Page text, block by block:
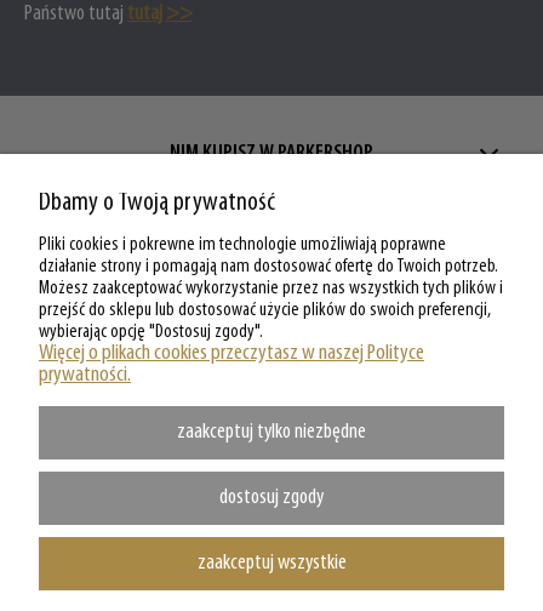
Państwo tutaj tutaj >>
NIM KUPISZ W PARKERSHOP
ZAKUPY W PARKERSHOP
MOJE KONTO W PARKERSHOP
O PARKERSHOP
Dbamy o Twoją prywatność
Pliki cookies i pokrewne im technologie umożliwiają poprawne
działanie strony i pomagają nam dostosować ofertę do Twoich potrzeb.
Możesz zaakceptować wykorzystanie przez nas wszystkich tych plików i
przejść do sklepu lub dostosować użycie plików do swoich preferencji,
wybierając opcję "Dostosuj zgody".
Więcej o plikach cookies przeczytasz w naszej Polityce
prywatności.
zaakceptuj tylko niezbędne
dostosuj zgody
zaakceptuj wszystkie